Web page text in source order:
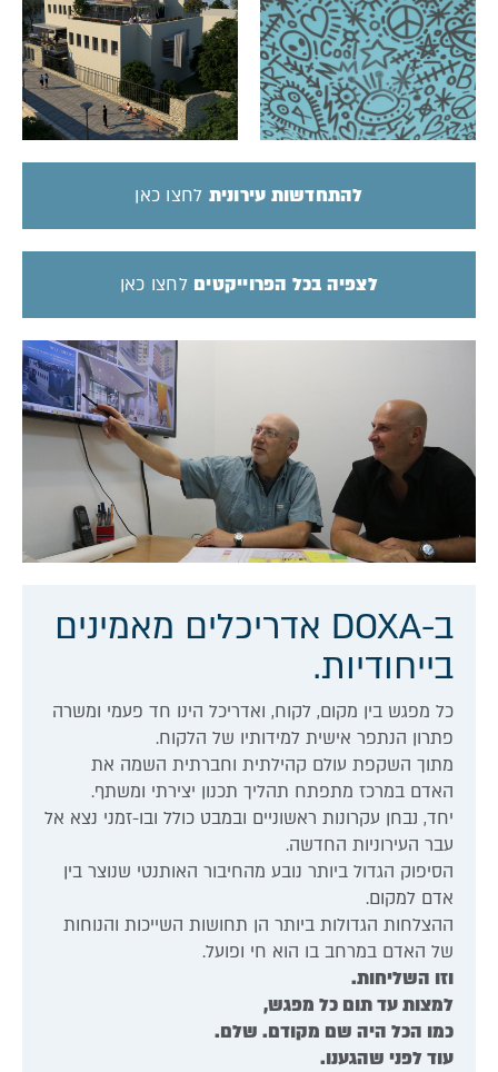
להתחדשות עירונית לחצו כאן
לצפיה בכל הפרוייקטים לחצו כאן
ב-DOXA אדריכלים מאמינים
בייחודיות.
כל מפגש בין מקום, לקוח, ואדריכל הינו חד פעמי ומשרה
פתרון הנתפר אישית למידותיו של הלקוח.
מתוך השקפת עולם קהילתית וחברתית השמה את
האדם במרכז מתפתח תהליך תכנון יצירתי ומשתף.
יחד, נבחן עקרונות ראשוניים ובמבט כולל ובו-זמני נצא אל
עבר העירוניות החדשה.
הסיפוק הגדול ביותר נובע מהחיבור האותנטי שנוצר בין
אדם למקום.
ההצלחות הגדולות ביותר הן תחושות השייכות והנוחות
של האדם במרחב בו הוא חי ופועל.
וזו השליחות.
למצות עד תום כל מפגש,
כמו הכל היה שם מקודם. שלם.
עוד לפני שהגענו.